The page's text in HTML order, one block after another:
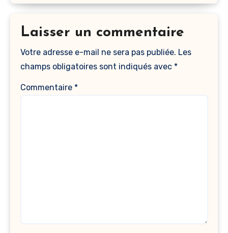
Laisser un commentaire
Votre adresse e-mail ne sera pas publiée. Les
champs obligatoires sont indiqués avec *
Commentaire *